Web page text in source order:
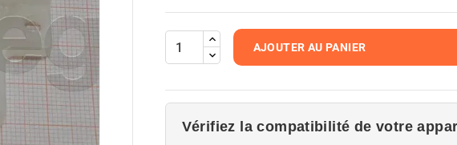
AJOUTER AU PANIER
Vérifiez la compatibilité de votre